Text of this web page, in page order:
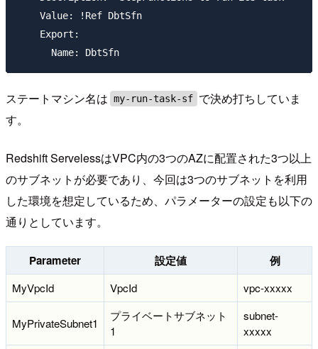
    Value: !Ref DbtSfn
    Export:
ステートマシン名は my-run-task-sf で決め打ちしていま
す。
Redshift ServelessはVPC内の3つのAZに配置された3つ以上
のサブネットが必要であり、今回は3つのサブネットを利用
した環境を想定しているため、パラメーターの設定も以下の
通りとしています。
Parameter 設定値 例
MyVpcId VpcId vpc-xxxxx
MyPrivateSubnet1
プライベートサブネット
1
subnet-
xxxxx